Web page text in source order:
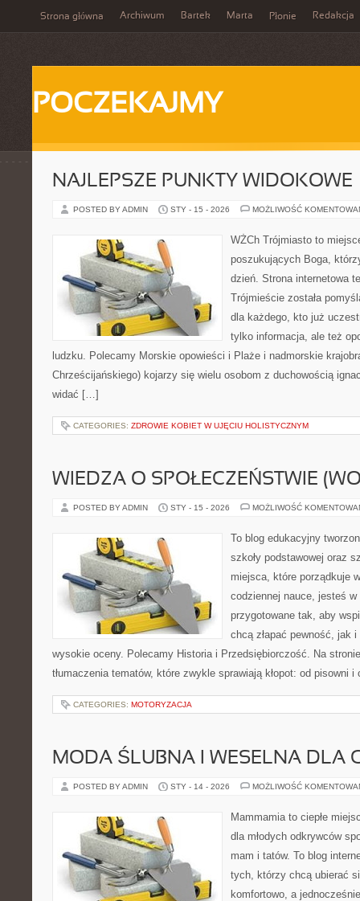
Strona główna Archiwum Bartek Marta Płonie Redakcja
POCZEKAJMY
NAJLEPSZE PUNKTY WIDOKOWE
POSTED BY ADMIN STY - 15 - 2026 MOŻLIWOŚĆ
WŻCh Trójmiasto to
poszukujących Boga,
dzień. Strona internetowa
Trójmieście została
dla każdego, kto już
tylko informacja, ale też
ludzku. Polecamy Morskie opowieści i Plaże i nadmorskie
Chrześcijańskiego) kojarzy się wielu osobom z duchowością
widać […]
CATEGORIES: ZDROWIE KOBIET W UJĘCIU HOLISTYCZNYM
WIEDZA O SPOŁECZEŃSTWIE
POSTED BY ADMIN STY - 15 - 2026 MOŻLIWOŚĆ
To blog edukacyjny
szkoły podstawowej oraz
miejsca, które porządkuje
codziennej nauce, jesteś
przygotowane tak, aby
chcą złapać pewność, jak
wysokie oceny. Polecamy Historia i Przedsiębiorczość. Na
tłumaczenia tematów, które zwykle sprawiają kłopot: od pisowni
CATEGORIES: MOTORYZACJA
MODA ŚLUBNA I WESELNA DLA
POSTED BY ADMIN STY - 14 - 2026 MOŻLIWOŚĆ
Mammamia to ciepłe
dla młodych odkrywców
mam i tatów. To blog
tych, którzy chcą ubierać
komfortowo, a